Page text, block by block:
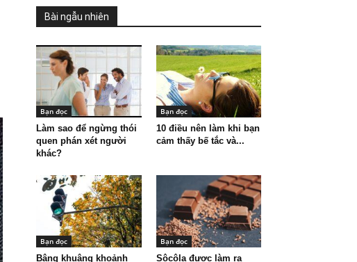
Bài ngẫu nhiên
Bạn đọc
Làm sao để ngừng thói
quen phán xét người
khác?
Bạn đọc
10 điều nên làm khi bạn
cảm thấy bế tắc và...
Bạn đọc
Bâng khuâng khoảnh
Bạn đọc
Sôcôla được làm ra